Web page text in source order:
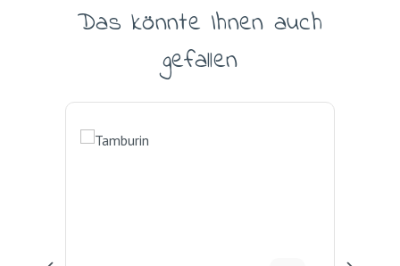
Produktgalerie überspringen
Das könnte Ihnen auch
gefallen